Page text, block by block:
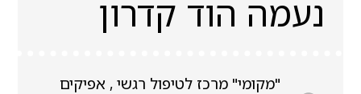
נעמה הוד קדרון
"מקומי" מרכז לטיפול רגשי , אפיקים